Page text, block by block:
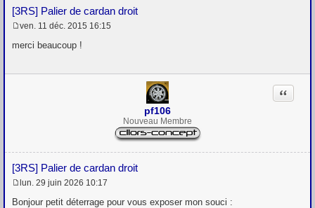
[3RS] Palier de cardan droit
e
a
ven. 11 déc. 2015 16:15
merci beaucoup !
pf106
Nouveau Membre
[3RS] Palier de cardan droit
Citation
e
lun. 29 juin 2026 10:17
Bonjour petit déterrage pour vous exposer mon souci :